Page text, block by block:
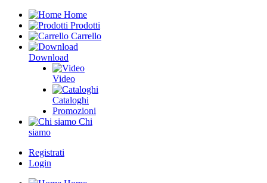
Home
Prodotti
Carrello
Download
Video
Cataloghi
Promozioni
Chi
siamo
Registrati
Login